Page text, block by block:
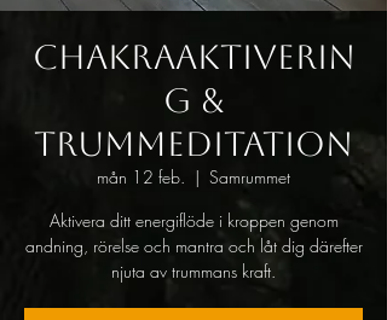
Chakraaktiverin
g &
Trummeditation
mån 12 feb.
  |
Samrummet
Aktivera ditt energiflöde i kroppen genom
andning, rörelse och mantra och låt dig därefter
njuta av trummans kraft.